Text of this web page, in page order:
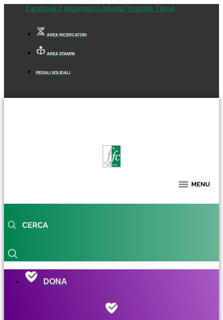
Facebook-f Instagram Linkedin Youtube Tiktok
AREA RICERCATORI
AREA STAMPA
REGALI SOLIDALI
DONA